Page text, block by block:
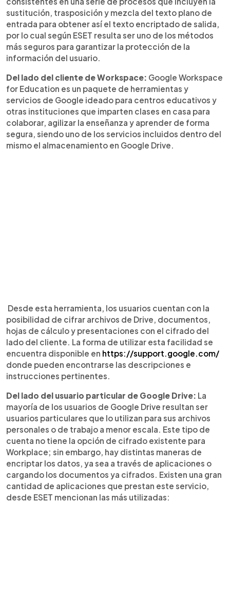
sustitución, trasposición y mezcla del texto plano de
entrada para obtener así el texto encriptado de salida,
por lo cual según ESET resulta ser uno de los métodos
más seguros para garantizar la protección de la
información del usuario.
Del lado del cliente de Workspace: Google Workspace
for Education es un paquete de herramientas y
servicios de Google ideado para centros educativos y
otras instituciones que imparten clases en casa para
colaborar, agilizar la enseñanza y aprender de forma
segura, siendo uno de los servicios incluidos dentro del
mismo el almacenamiento en Google Drive.
Desde esta herramienta, los usuarios cuentan con la
posibilidad de cifrar archivos de Drive, documentos,
hojas de cálculo y presentaciones con el cifrado del
lado del cliente. La forma de utilizar esta facilidad se
encuentra disponible en https://support.google.com/
donde pueden encontrarse las descripciones e
instrucciones pertinentes.
Del lado del usuario particular de Google Drive: La
mayoría de los usuarios de Google Drive resultan ser
usuarios particulares que lo utilizan para sus archivos
personales o de trabajo a menor escala. Este tipo de
cuenta no tiene la opción de cifrado existente para
Workplace; sin embargo, hay distintas maneras de
encriptar los datos, ya sea a través de aplicaciones o
cargando los documentos ya cifrados. Existen una gran
cantidad de aplicaciones que prestan este servicio,
desde ESET mencionan las más utilizadas: